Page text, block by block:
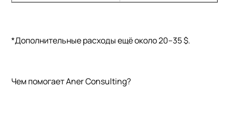
*Дополнительные расходы ещё около 20–35 $.
Чем помогает Aner Consulting?